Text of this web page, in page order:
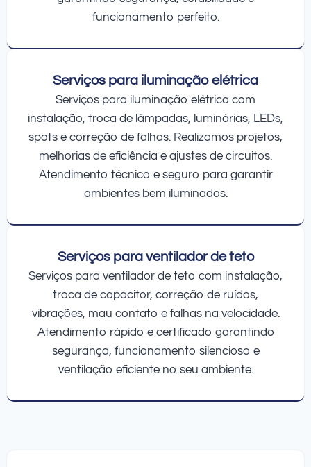
funcionamento perfeito.
Serviços para iluminação elétrica
Serviços para iluminação elétrica com
instalação, troca de lâmpadas, luminárias, LEDs,
spots e correção de falhas. Realizamos projetos,
melhorias de eficiência e ajustes de circuitos.
Atendimento técnico e seguro para garantir
ambientes bem iluminados.
Serviços para ventilador de teto
Serviços para ventilador de teto com instalação,
troca de capacitor, correção de ruídos,
vibrações, mau contato e falhas na velocidade.
Atendimento rápido e certificado garantindo
segurança, funcionamento silencioso e
ventilação eficiente no seu ambiente.